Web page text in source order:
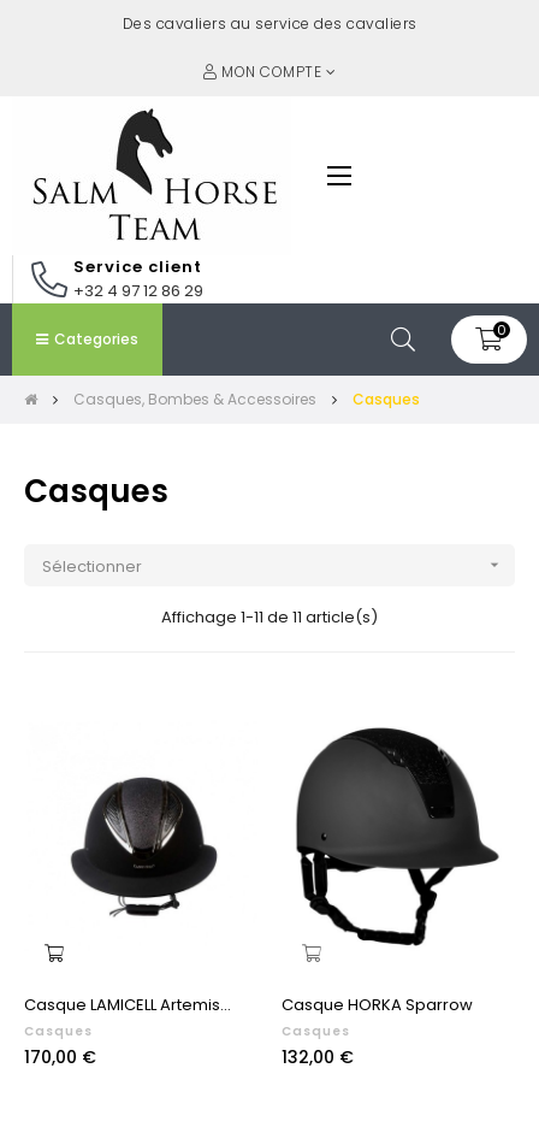
Des cavaliers au service des cavaliers
MON COMPTE
Basculer
☰
Service client
+32 4 97 12 86 29
Categories 0
Casques, Bombes & Accessoires Casques
Casques
Sélectionner 
Affichage 1-11 de 11 article(s)
Casque LAMICELL Artemis...
Casques
Prix
170,00 €
Casque HORKA Sparrow
Casques
Prix
132,00 €